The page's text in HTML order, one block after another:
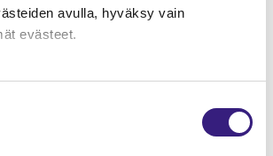
avulla, hyväksy vain
evästeet.
näytenumero